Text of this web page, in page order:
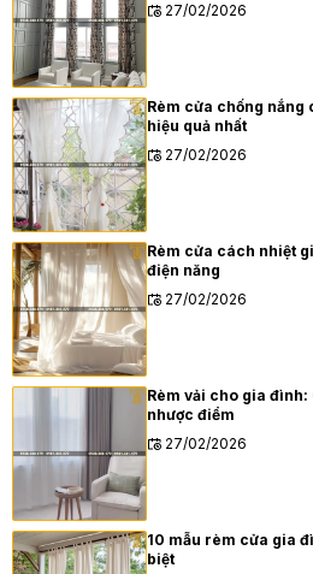
27/02/2026
Rèm cửa chống nắng
hiệu quả nhất
27/02/2026
Rèm cửa cách nhiệt
điện năng
27/02/2026
Rèm vải cho gia đình:
nhược điểm
27/02/2026
10 mẫu rèm cửa gia
biệt